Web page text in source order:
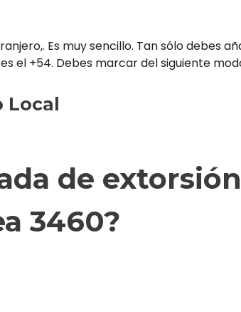
Es muy sencillo. Tan sólo debes
el +54. Debes marcar del siguiente
Local
de
3460?